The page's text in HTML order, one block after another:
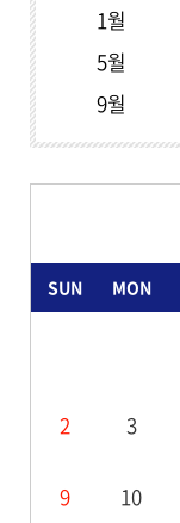
1월
5월
9월
SUN MON
2 3
9 10